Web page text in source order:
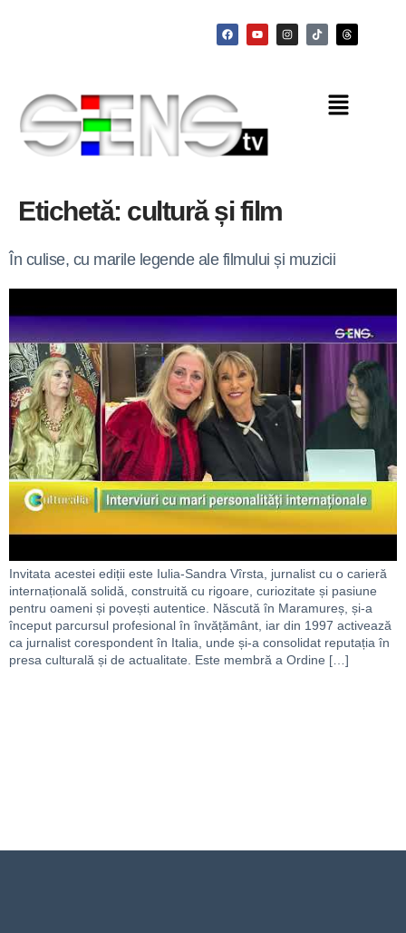
Etichetă: cultură și film
În culise, cu marile legende ale filmului și muzicii
Invitata acestei ediții este Iulia-Sandra Vîrsta, jurnalist cu o carieră
internațională solidă, construită cu rigoare, curiozitate și pasiune
pentru oameni și povești autentice. Născută în Maramureș, și-a
început parcursul profesional în învățământ, iar din 1997 activează
ca jurnalist corespondent în Italia, unde și-a consolidat reputația în
presa culturală și de actualitate. Este membră a Ordine […]